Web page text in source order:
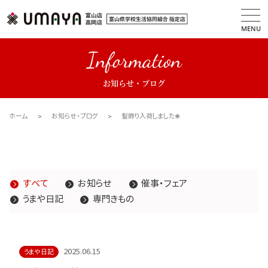
MENU
Information
お知らせ・ブログ
ホーム お知らせ・ブログ 髪飾り入荷しました❀
すべて お知らせ
催事・フェア
うまや日記
専門きもの
うまや日記 2025.06.15